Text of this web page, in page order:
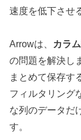
速度を低下させ
Arrowは、 カラ
の問題を解決し
まとめて保存す
フィルタリング
な列のデータだ
す。